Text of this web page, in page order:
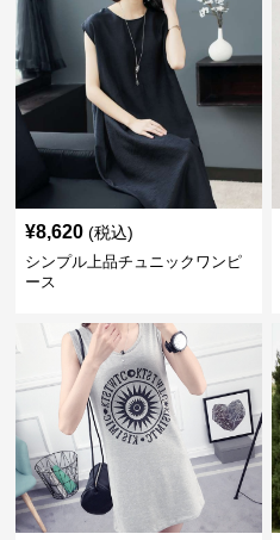
¥8,620 (税込)
シンプル上品チュニックワンピ
ース